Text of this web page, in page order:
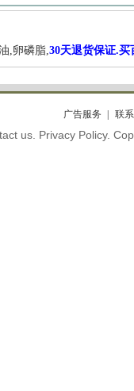
,卵磷脂,30天退货保证.买
广告服务 联
us. Privacy Policy.